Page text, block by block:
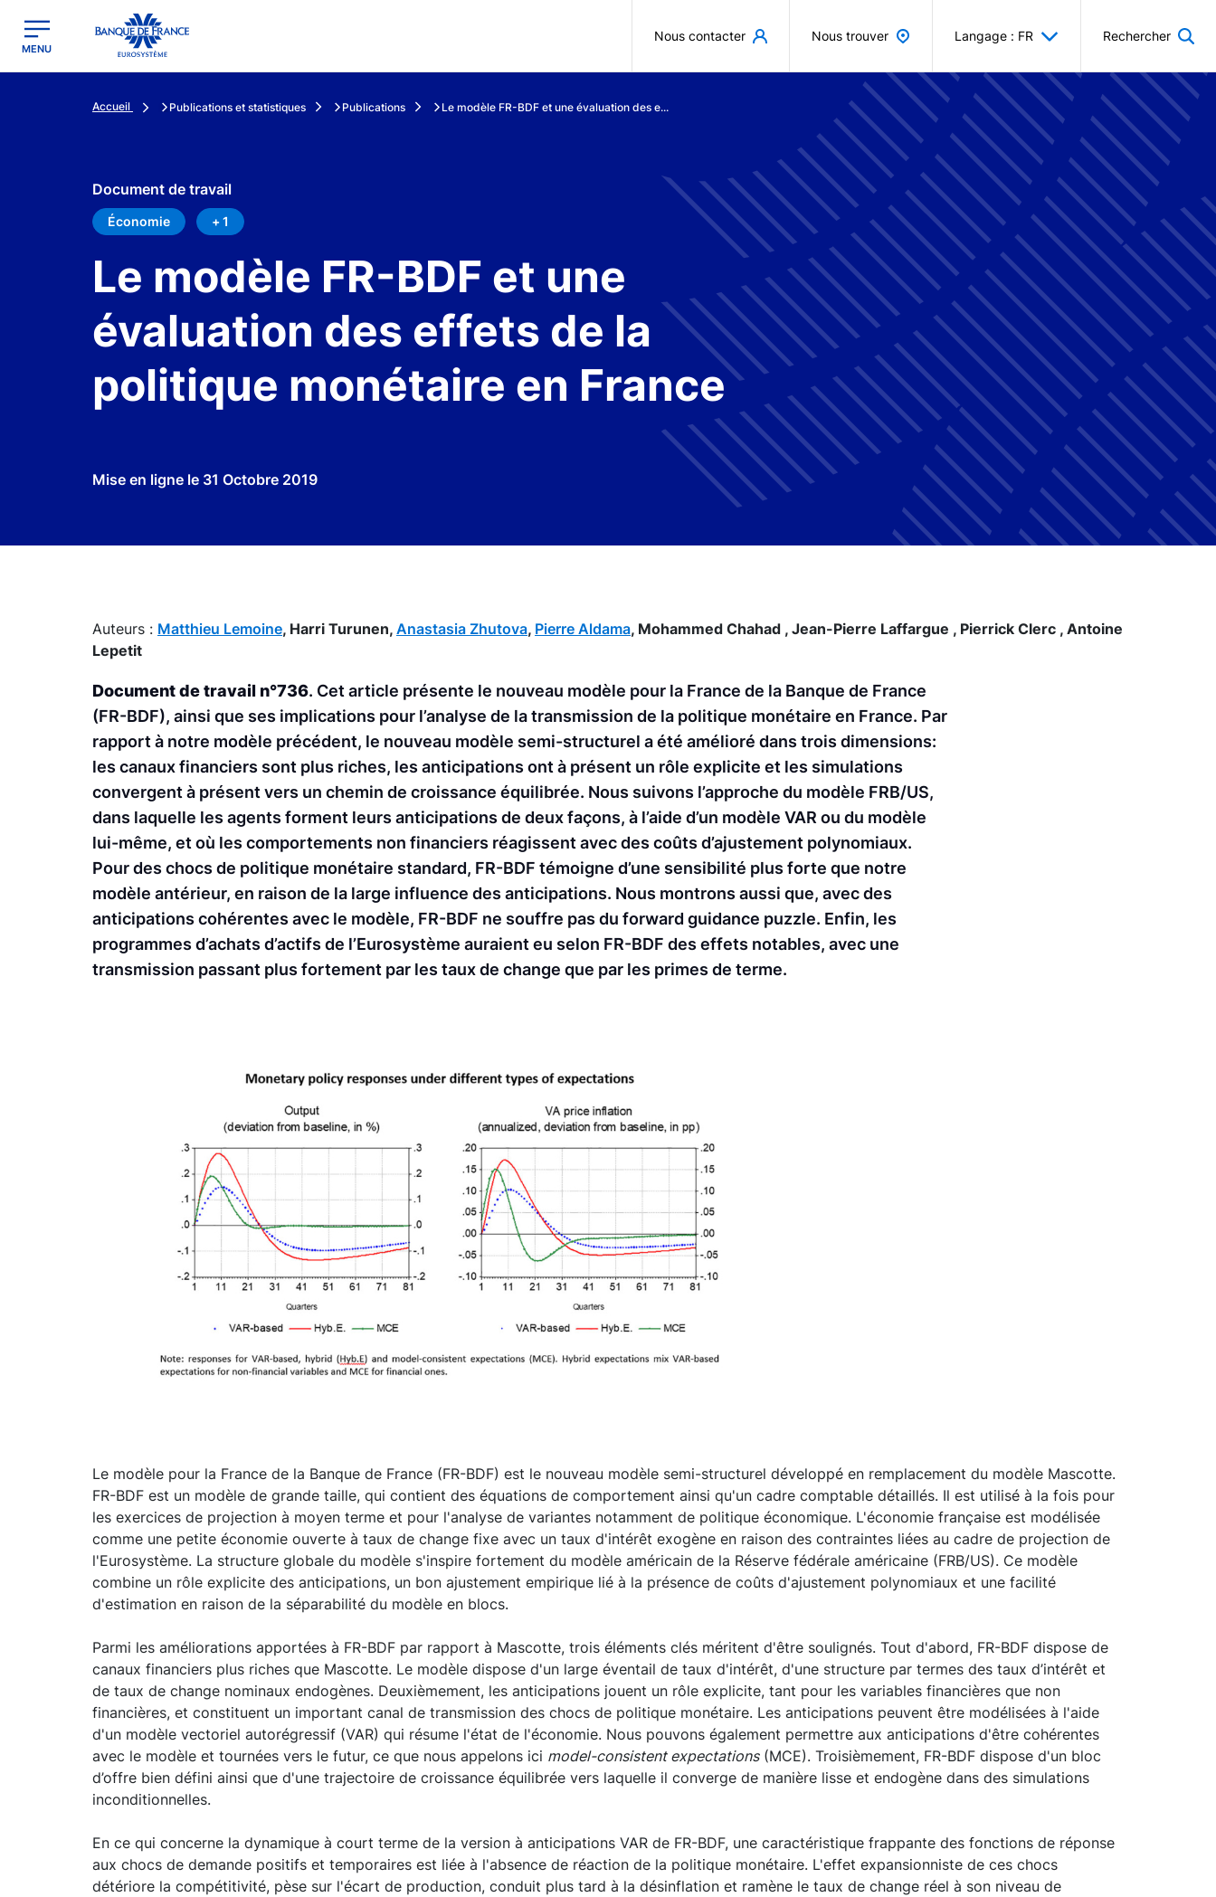
Banque de France - Menu Principal
MENU
Nous contacter Nous trouver Langage : FR Rechercher
Accueil Publications et statistiques Publications Le modèle FR-BDF et une évaluation des e...
Document de travail
Économie + 1
Le modèle FR-BDF et une
évaluation des effets de la
politique monétaire en France
Mise en ligne le 31 Octobre 2019
Auteurs : Matthieu Lemoine, Harri Turunen, Anastasia Zhutova, Pierre Aldama, Mohammed Chahad , Jean-Pierre Laffargue , Pierrick Clerc , Antoine
Lepetit
Document de travail n°736. Cet article présente le nouveau modèle pour la France de la Banque de France
(FR-BDF), ainsi que ses implications pour l’analyse de la transmission de la politique monétaire en France. Par
rapport à notre modèle précédent, le nouveau modèle semi-structurel a été amélioré dans trois dimensions:
les canaux financiers sont plus riches, les anticipations ont à présent un rôle explicite et les simulations
convergent à présent vers un chemin de croissance équilibrée. Nous suivons l’approche du modèle FRB/US,
dans laquelle les agents forment leurs anticipations de deux façons, à l’aide d’un modèle VAR ou du modèle
lui-même, et où les comportements non financiers réagissent avec des coûts d’ajustement polynomiaux.
Pour des chocs de politique monétaire standard, FR-BDF témoigne d’une sensibilité plus forte que notre
modèle antérieur, en raison de la large influence des anticipations. Nous montrons aussi que, avec des
anticipations cohérentes avec le modèle, FR-BDF ne souffre pas du forward guidance puzzle. Enfin, les
programmes d’achats d’actifs de l’Eurosystème auraient eu selon FR-BDF des effets notables, avec une
transmission passant plus fortement par les taux de change que par les primes de terme.
Le modèle pour la France de la Banque de France (FR-BDF) est le nouveau modèle semi-structurel développé en remplacement du modèle Mascotte.
FR-BDF est un modèle de grande taille, qui contient des équations de comportement ainsi qu'un cadre comptable détaillés. Il est utilisé à la fois pour
les exercices de projection à moyen terme et pour l'analyse de variantes notamment de politique économique. L'économie française est modélisée
comme une petite économie ouverte à taux de change fixe avec un taux d'intérêt exogène en raison des contraintes liées au cadre de projection de
l'Eurosystème. La structure globale du modèle s'inspire fortement du modèle américain de la Réserve fédérale américaine (FRB/US). Ce modèle
combine un rôle explicite des anticipations, un bon ajustement empirique lié à la présence de coûts d'ajustement polynomiaux et une facilité
d'estimation en raison de la séparabilité du modèle en blocs.
Parmi les améliorations apportées à FR-BDF par rapport à Mascotte, trois éléments clés méritent d'être soulignés. Tout d'abord, FR-BDF dispose de
canaux financiers plus riches que Mascotte. Le modèle dispose d'un large éventail de taux d'intérêt, d'une structure par termes des taux d’intérêt et
de taux de change nominaux endogènes. Deuxièmement, les anticipations jouent un rôle explicite, tant pour les variables financières que non
financières, et constituent un important canal de transmission des chocs de politique monétaire. Les anticipations peuvent être modélisées à l'aide
d'un modèle vectoriel autorégressif (VAR) qui résume l'état de l'économie. Nous pouvons également permettre aux anticipations d'être cohérentes
avec le modèle et tournées vers le futur, ce que nous appelons ici model-consistent expectations(MCE). Troisièmement, FR-BDF dispose d'un bloc
d’offre bien défini ainsi que d'une trajectoire de croissance équilibrée vers laquelle il converge de manière lisse et endogène dans des simulations
inconditionnelles.
En ce qui concerne la dynamique à court terme de la version à anticipations VAR de FR-BDF, une caractéristique frappante des fonctions de réponse
aux chocs de demande positifs et temporaires est liée à l'absence de réaction de la politique monétaire. L'effet expansionniste de ces chocs
détériore la compétitivité, pèse sur l'écart de production, conduit plus tard à la désinflation et ramène le taux de change réel à son niveau de